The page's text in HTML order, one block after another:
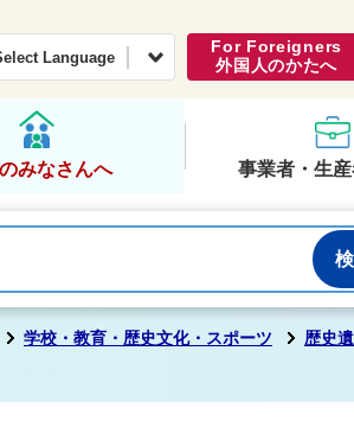
常総市公式ホームページくらし・行
Language
For Foreigners
外国人のかたへ
みなさんへ 事業者・生
学校・教育・歴史文化・スポーツ 歴史